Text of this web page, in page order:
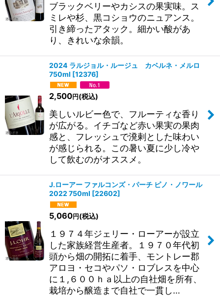
ブラックベリーやカシスの果実味。ス
ミレや杉、黒コショウのニュアンス。
引き締ったアタック。細かい酸があ
り、きれいな余韻。
2024 ラルジョル・ルージュ カベルネ・メルロ
750ml [12376]
2,500円 (税込)
美しいルビー色で、フルーティな香り
が広がる。イチゴなど赤い果実の果肉
感と、フレッシュで溌剌とした味わい
が感じられる。この暑い夏に少し冷や
して飲むのがオススメ。
J.ローアー ファルコンズ・パーチ ピノ・ノワール
2022 750ml [22602]
5,060円 (税込)
１９７４年ジェリー・ローアーが設立
した家族経営生産者。１９７０年代初
頭から畑の開拓に着手、モントレー郡
アロヨ・セコやパソ・ロブレスを中心
に１,６００ｈａ以上の自社畑を所有、
栽培から醸造まで自社で一貫し…